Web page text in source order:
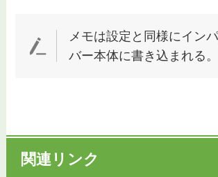
メモは設定と同様にイン
バー本体に書き込まれる。
関連リンク